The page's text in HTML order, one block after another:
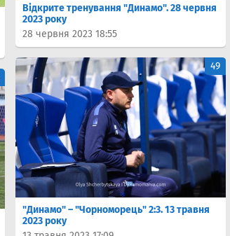
Відкрите тренування "Динамо". 28 червня
2023 року
28 червня 2023 18:55
"Динамо" – "Чорноморець" 2:3. 13 травня
2023 року
49